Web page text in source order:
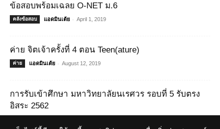
ข้อสอบพร้อมเฉลย O-NET ม.6
คลังข้อสอบ แอดมินเต้ย - April 1, 2019
ค่าย จิตเจ้าครั้งที่ 4 ตอน Teen(ature)
ค่าย แอดมินเต้ย - August 12, 2019
การรับเข้าศึกษา มหาวิทยาลัยนเรศวร รอบที่ 5 รับตรง
อิสระ 2562